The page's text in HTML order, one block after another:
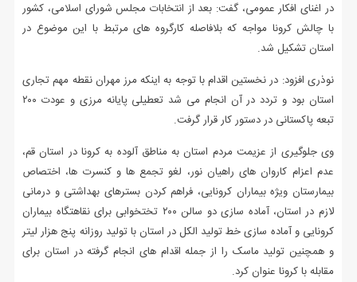
در اغنای افکار عمومی، گفت: بعد از انتخابات مجلس شورای اسلامی، کشور
با چالش کرونا مواجه که بلافاصله کارگروه های مرتبط با این موضوع در
استان تشکیل شد.
نوذری افزود: در نخستین اقدام با توجه به اینکه مرز مهران نقطه مهم تجاری
استان بود و تردد در آن انجام می شد تعطیلی پایانه مرزی و عودت ۲۰۰
تبعه پاکستانی در دستور کار قرار گرفت.
وی جلوگیری از عزیمت مردم استان به مناطق آلوده به کرونا در استان قم،
عدم اعزام‌ کاروان های راهیان نور، لغو تجمع ها و کنسرت ها، اختصاص
بیمارستان ویژه بیماران کرونایی، فراهم کردن بسترهای بهداشتی و درمانی
لازم در استان، آماده سازی دو سالن ۲۰۰ تختخوابی برای نقاهتگاه بیماران
کرونایی و آماده سازی خط تولید الکل در استان با تولید روزانه پنج هزار لیتر
و همچنین تولید ماسک را از جمله اقدام های انجام گرفته در استان برای
مقابله با کرونا عنوان کرد.